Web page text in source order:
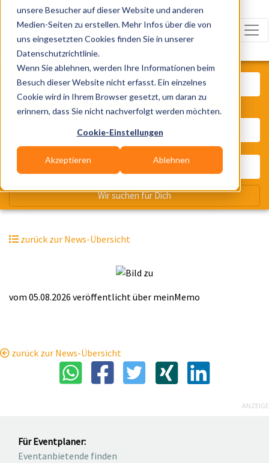
unsere Besucher auf dieser Website und anderen
Medien-Seiten zu erstellen. Mehr Infos über die von
uns eingesetzten Cookies finden Sie in unserer
Datenschutzrichtlinie.
Wenn Sie ablehnen, werden Ihre Informationen beim
Besuch dieser Website nicht erfasst. Ein einzelnes
Cookie wird in Ihrem Browser gesetzt, um daran zu
erinnern, dass Sie nicht nachverfolgt werden möchten.
Cookie-Einstellungen
Akzeptieren Ablehnen
zurück zur News-Übersicht
vom 05.08.2026 veröffentlicht über meinMemo
zurück zur News-Übersicht
Was? Künstler, Zelte, Bands,
Wo? Stadt, PLZ, Ort
Wir suchen für Dich
ANZEIGE
Für Eventplaner:
Eventanbietende finden